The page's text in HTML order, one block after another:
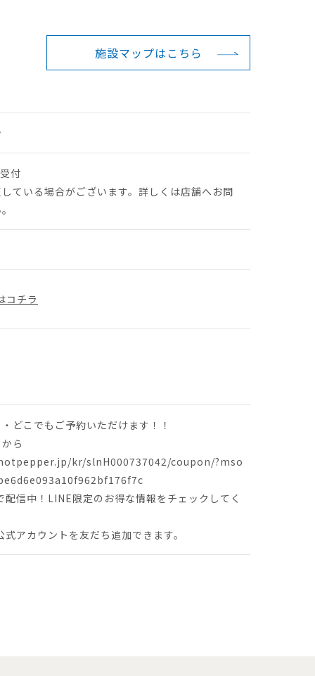
施設マップはこちら
付
ている場合がございます。詳しくは店舗へお問
コチラ
どこでもご予約いただけます！！
ら
kr/slnH000737042/coupon/?mso
信中！LINE限定のお得な情報をチェックしてく
アカウントを友だち追加できます。